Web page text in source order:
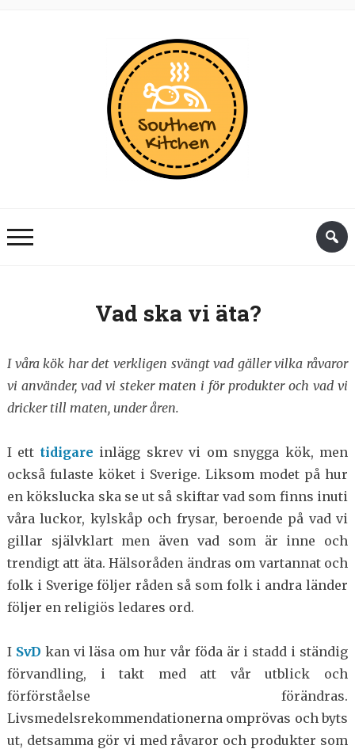
Vad ska vi äta?
I våra kök har det verkligen svängt vad gäller vilka råvaror
vi använder, vad vi steker maten i för produkter och vad vi
dricker till maten, under åren.
I ett tidigare inlägg skrev vi om snygga kök, men
också fulaste köket i Sverige. Liksom modet på hur
en kökslucka ska se ut så skiftar vad som finns inuti
våra luckor, kylskåp och frysar, beroende på vad vi
gillar självklart men även vad som är inne och
trendigt att äta. Hälsoråden ändras om vartannat och
folk i Sverige följer råden så som folk i andra länder
följer en religiös ledares ord.
I SvD kan vi läsa om hur vår föda är i stadd i ständig
förvandling, i takt med att vår utblick och
förförståelse förändras.
Livsmedelsrekommendationerna omprövas och byts
ut, detsamma gör vi med råvaror och produkter som